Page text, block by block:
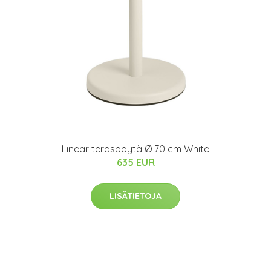
Linear teräspöytä Ø 70 cm White
635 EUR
LISÄTIETOJA